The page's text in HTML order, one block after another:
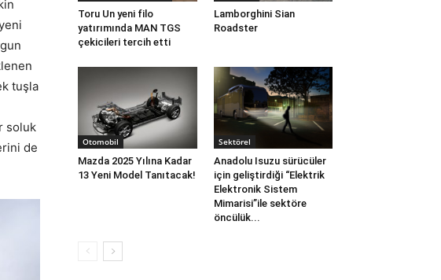
tuşla
soluk
de
Toru Un yeni filo
yatırımında MAN TGS
çekicileri tercih etti
Lamborghini Sian
Roadster
Otomobil
Mazda 2025 Yılına Kadar
13 Yeni Model Tanıtacak!
Sektörel
Anadolu Isuzu sürücüler
için geliştirdiği “Elektrik
Elektronik Sistem
Mimarisi”ile sektöre
öncülük...